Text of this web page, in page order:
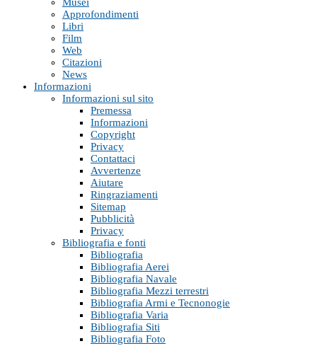
Musei
Approfondimenti
Libri
Film
Web
Citazioni
News
Informazioni
Informazioni sul sito
Premessa
Informazioni
Copyright
Privacy
Contattaci
Avvertenze
Aiutare
Ringraziamenti
Sitemap
Pubblicità
Privacy
Bibliografia e fonti
Bibliografia
Bibliografia Aerei
Bibliografia Navale
Bibliografia Mezzi terrestri
Bibliografia Armi e Tecnonogie
Bibliografia Varia
Bibliografia Siti
Bibliografia Foto